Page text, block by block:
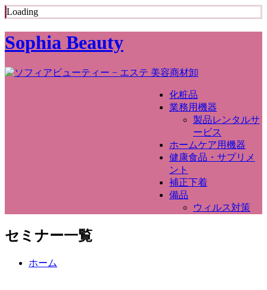
Loading
Sophia Beauty
化粧品
業務用機器
製品レンタルサ
ービス
ホームケア用機器
健康食品・サプリメ
ント
補正下着
備品
ウィルス対策
セミナー一覧
ホーム